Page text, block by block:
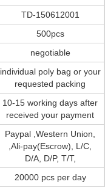
TD-150612001
500pcs
negotiable
individual poly bag or your
requested packing
10-15 working days after
received your payment
Paypal ,Western Union,
,Ali-pay(Escrow), L/C,
D/A, D/P, T/T,
20000 pcs per day